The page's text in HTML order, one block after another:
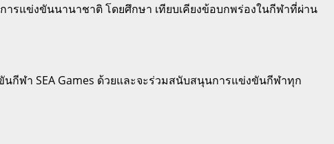
รแข่งขันนานาชาติ โดยศึกษา เทียบเคียงข้อบกพร่องในกีฬาที่ผ่าน
กีฬา SEA Games ด้วยและจะร่วมสนับสนุนการแข่งขันกีฬาทุก